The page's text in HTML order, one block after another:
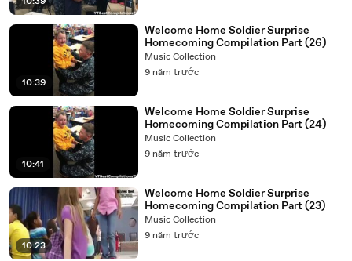
10:39
Welcome Home Soldier Surprise
Homecoming Compilation Part (26)
Music Collection
9 năm trước
10:41
Welcome Home Soldier Surprise
Homecoming Compilation Part (24)
Music Collection
9 năm trước
10:23
Welcome Home Soldier Surprise
Homecoming Compilation Part (23)
Music Collection
9 năm trước